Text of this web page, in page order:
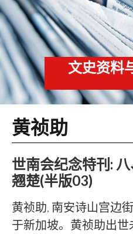
文史资料
黄祯助
世南会纪念特刊:
翘楚(半版03)
黄祯助, 南安诗山宫边
于新加坡。黄祯助出